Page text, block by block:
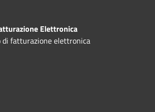
Elettronica
di fatturazione elettronica